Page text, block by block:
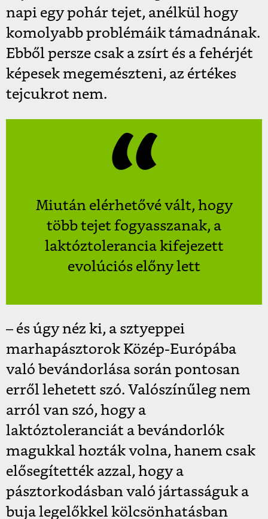
napi egy pohár tejet, anélkül hogy
komolyabb problémáik támadnának.
Ebből persze csak a zsírt és a fehérjét
képesek megemészteni, az értékes
tejcukrot nem.
Miután elérhetővé vált, hogy
több tejet fogyasszanak, a
laktóztolerancia kifejezett
evolúciós előny lett
– és úgy néz ki, a sztyeppei
marhapásztorok Közép-Európába
való bevándorlása során pontosan
erről lehetett szó. Valószínűleg nem
arról van szó, hogy a
laktóztoleranciát a bevándorlók
magukkal hozták volna, hanem csak
elősegítették azzal, hogy a
pásztorkodásban való jártasságuk a
buja legelőkkel kölcsönhatásban